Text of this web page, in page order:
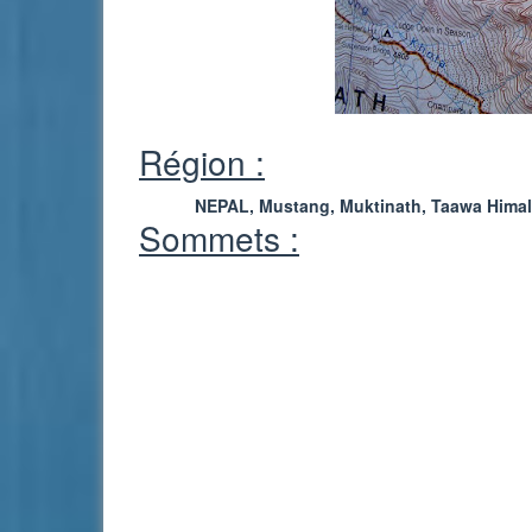
Région :
NEPAL, Mustang, Muktinath, Taawa Himal
Sommets :